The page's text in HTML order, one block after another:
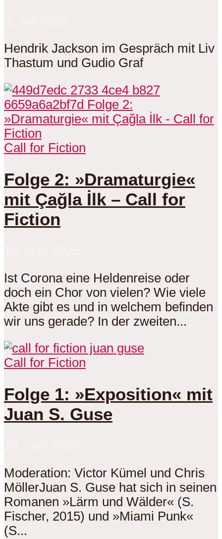
Hendrik Jackson im Gespräch mit Liv
Thastum und Gudio Graf
Call for Fiction
Folge 2: »Dramaturgie«
mit Çağla İlk – Call for
Fiction
Ist Corona eine Heldenreise oder
doch ein Chor von vielen? Wie viele
Akte gibt es und in welchem befinden
wir uns gerade? In der zweiten...
Call for Fiction
Folge 1: »Exposition« mit
Juan S. Guse
Moderation: Victor Kümel und Chris
MöllerJuan S. Guse hat sich in seinen
Romanen »Lärm und Wälder« (S.
Fischer, 2015) und »Miami Punk«
(S...